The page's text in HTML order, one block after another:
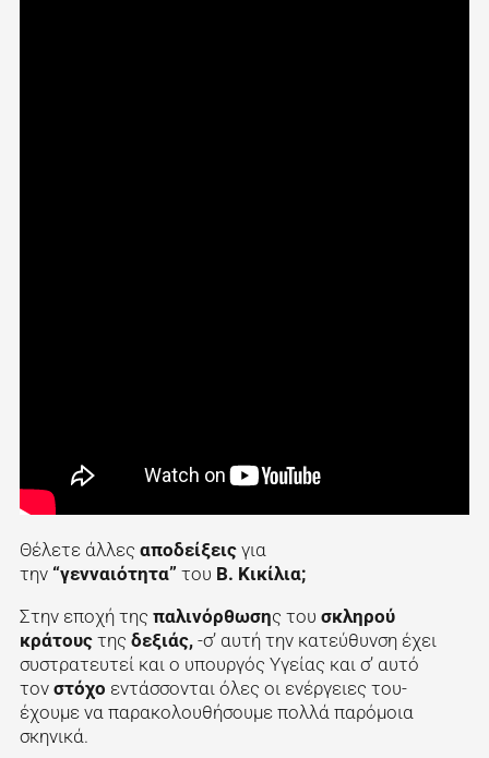
Θέλετε άλλες αποδείξειςγια
την “γενναιότητα” του Β. Κικίλια;
Στην εποχή της παλινόρθωσης του σκληρού
κράτουςτης δεξιάς,-σ’ αυτή την κατεύθυνση έχει
συστρατευτεί και ο υπουργός Υγείας και σ’ αυτό
τον στόχο εντάσσονται όλες οι ενέργειες του-
έχουμε να παρακολουθήσουμε πολλά παρόμοια
σκηνικά.